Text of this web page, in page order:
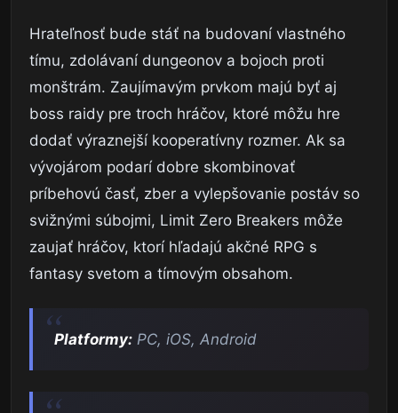
Hrateľnosť bude stáť na budovaní vlastného
tímu, zdolávaní dungeonov a bojoch proti
monštrám. Zaujímavým prvkom majú byť aj
boss raidy pre troch hráčov, ktoré môžu hre
dodať výraznejší kooperatívny rozmer. Ak sa
vývojárom podarí dobre skombinovať
príbehovú časť, zber a vylepšovanie postáv so
svižnými súbojmi, Limit Zero Breakers môže
zaujať hráčov, ktorí hľadajú akčné RPG s
fantasy svetom a tímovým obsahom.
Platformy: PC, iOS, Android